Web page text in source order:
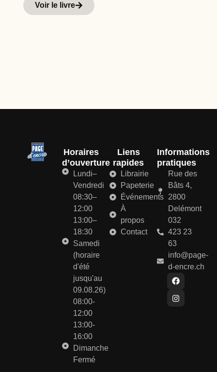
Voir le livre
Horaires
d’ouverture
Lundi–
Vendredi
08:30–
12:00
13:00–
18:30
Samedi
(horaire
d'été
jusqu'au
09.08.26)
08:00-
12:00
13:00-
16:00
Dimanche
Fermé
Liens
rapides
Librairie
Papeterie
Événements
À
propos
Contact
Informations
pratiques
Rue des
Bâts 4,
2800
Delémont
032
423 23
63
info@page-
d-encre.ch